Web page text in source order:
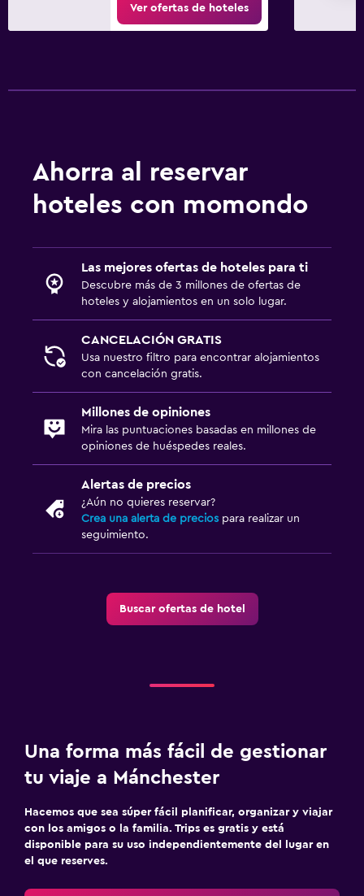
Ver ofertas de hoteles
Ahorra al reservar
hoteles con momondo
Las mejores ofertas de hoteles para ti
Descubre más de 3 millones de ofertas de
hoteles y alojamientos en un solo lugar.
CANCELACIÓN GRATIS
Usa nuestro filtro para encontrar alojamientos
con cancelación gratis.
Millones de opiniones
Mira las puntuaciones basadas en millones de
opiniones de huéspedes reales.
Alertas de precios
¿Aún no quieres reservar?
Crea una alerta de precios para realizar un
seguimiento.
Buscar ofertas de hotel
Una forma más fácil de gestionar
tu viaje a Mánchester
Hacemos que sea súper fácil planificar, organizar y viajar
con los amigos o la familia. Trips es gratis y está
disponible para su uso independientemente del lugar en
el que reserves.